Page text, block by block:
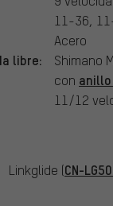
11-36,
Acero
libre: Shimano
con
11/12
Linkglide (CN-